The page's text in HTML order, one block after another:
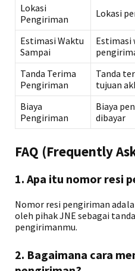
Lokasi
Pengiriman
Lokasi
Estimasi Waktu
Sampai
Estimasi
Tanda Terima
Pengiriman
Tanda
tujuan
Biaya
Pengiriman
Biaya
dibayar
FAQ (Frequently
1. Apa itu nomor resi
Nomor resi pengiriman
oleh pihak JNE sebagai
pengirimanmu.
2. Bagaimana cara